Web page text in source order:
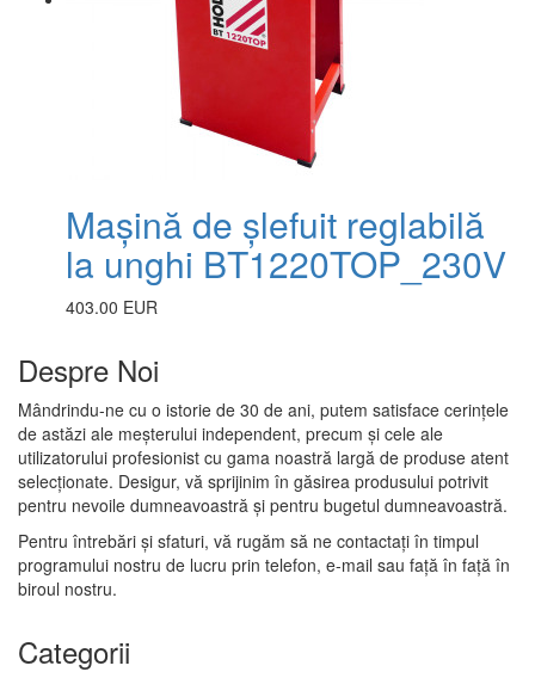
Mașină de șlefuit reglabilă
la unghi BT1220TOP_230V
403.00 EUR
Despre Noi
Mândrindu-ne cu o istorie de 30 de ani, putem satisface cerințele
de astăzi ale meșterului independent, precum și cele ale
utilizatorului profesionist cu gama noastră largă de produse atent
selecționate. Desigur, vă sprijinim în găsirea produsului potrivit
pentru nevoile dumneavoastră și pentru bugetul dumneavoastră.
Pentru întrebări și sfaturi, vă rugăm să ne contactați în timpul
programului nostru de lucru prin telefon, e-mail sau față în față în
biroul nostru.
Categorii